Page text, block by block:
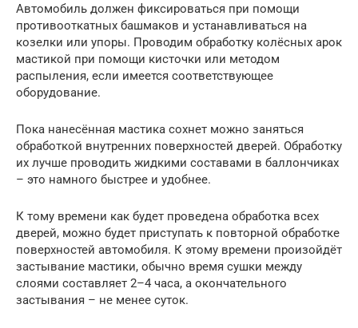
Автомобиль должен фиксироваться при помощи
противооткатных башмаков и устанавливаться на
козелки или упоры. Проводим обработку колёсных арок
мастикой при помощи кисточки или методом
распыления, если имеется соответствующее
оборудование.
Пока нанесённая мастика сохнет можно заняться
обработкой внутренних поверхностей дверей. Обработку
их лучше проводить жидкими составами в баллончиках
– это намного быстрее и удобнее.
К тому времени как будет проведена обработка всех
дверей, можно будет приступать к повторной обработке
поверхностей автомобиля. К этому времени произойдёт
застывание мастики, обычно время сушки между
слоями составляет 2–4 часа, а окончательного
застывания – не менее суток.